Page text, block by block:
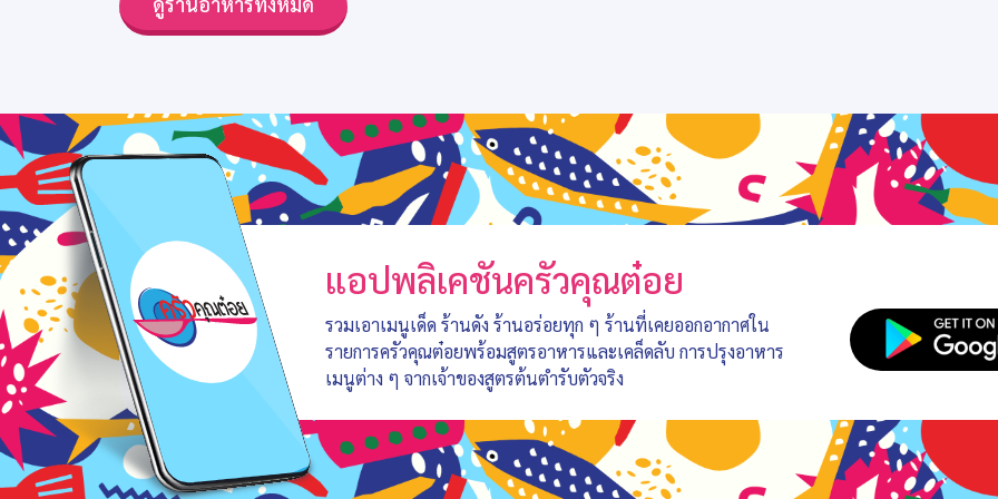
แอปพลิเคชันครัวคุณต๋อย
รวมเอาเมนูเด็ด ร้านดัง ร้านอร่อยทุก ๆ ร้านที่เคยออกอากาศใน
รายการครัวคุณต๋อยพร้อมสูตรอาหารและเคล็ดลับ การปรุงอาหาร
เมนูต่าง ๆ จากเจ้าของสูตรต้นตำรับตัวจริง